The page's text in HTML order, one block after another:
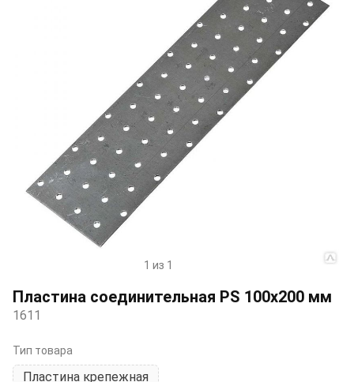
1
of
1
1 из 1
Пластина соединительная PS 100х200 мм
1611
Тип товара
Пластина крепежная